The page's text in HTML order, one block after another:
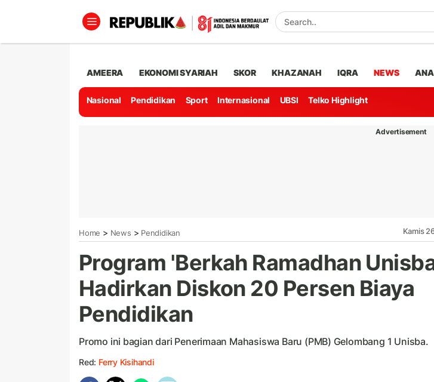
AMEERA EKONOMI SYARIAH SKOR KHAZANAH IQRA NEWS
Nasional Pendidikan Sport Internasional UBSI Telko Highlight
Advertisement
Home > News > Pendidikan Kamis
Program 'Berkah Ramadhan
Hadirkan Diskon 20 Persen Biaya
Pendidikan
Promo ini bagian dari Penerimaan Mahasiswa Baru (PMB) Gelombang 1 Unisba.
Red: Ferry Kisihandi